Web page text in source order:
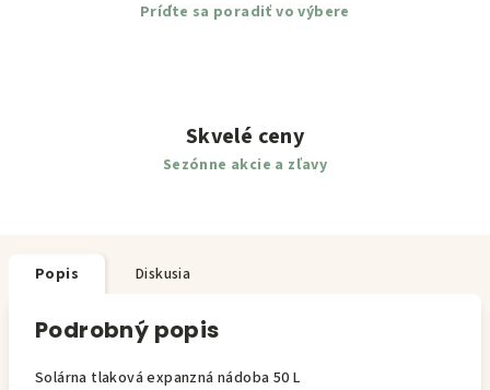
Príďte sa poradiť vo výbere
Skvelé ceny
Sezónne akcie a zľavy
Popis Diskusia
Podrobný popis
Solárna tlaková expanzná nádoba 50 L